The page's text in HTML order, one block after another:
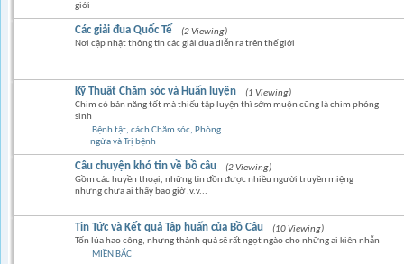
giới
Các giải đua Quốc Tế
(2 Viewing)
Nơi cập nhật thông tin các giải đua diễn ra trên thế giới
Kỹ Thuật Chăm sóc và Huấn luyện
(1 Viewing)
Chim có bản năng tốt mà thiếu tập luyện thì sớm muộn cũng là chim phóng
sinh
Bệnh tật, cách Chăm sóc, Phòng
ngừa và Trị bệnh
Câu chuyện khó tin về bồ câu
(2 Viewing)
Gồm các huyền thoại, những tin đồn được nhiều người truyền miệng
nhưng chưa ai thấy bao giờ .v.v...
Tin Tức và Kết quả Tập huấn của Bồ Câu
(10 Viewing)
Tốn lúa hao công, nhưng thành quả sẽ rất ngọt ngào cho những ai kiên nhẫn
MIỀN BẮC